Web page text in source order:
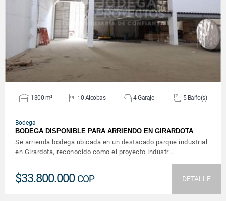
VER DETALLES
1300 m² 0 Alcobas 4 Garaje 5 Baño(s)
Bodega
BODEGA DISPONIBLE PARA ARRIENDO EN GIRARDOTA
Se arrienda bodega ubicada en un destacado parque industrial
en Girardota, reconocido como el proyecto industr…
$33.800.000 COP DETALLE